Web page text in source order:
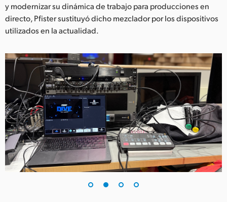
Chinese Taipei
Turkey
UAE
Ukraine
United Kingdom
United States
y modernizar su dinámica de trabajo para producciones en
directo, Pfister sustituyó dicho mezclador por los dispositivos
utilizados en la actualidad.